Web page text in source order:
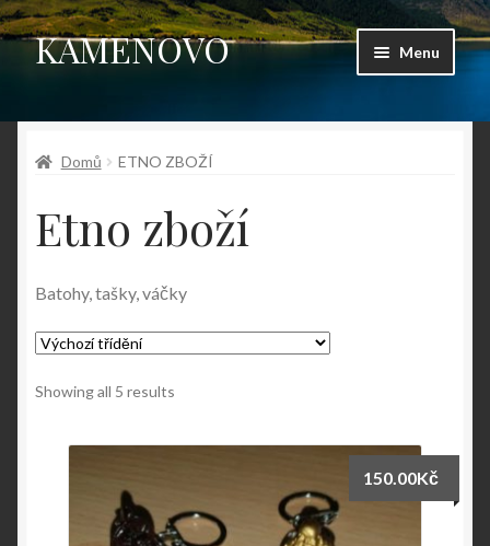
Přeskočit
na
Přejít
k
webu
KAMENOVO Menu
Shop
Můj účet
Pokladna
Kontakt
Fotogalerie
Domů ETNO ZBOŽÍ
Etno zboží
Batohy, tašky, váčky
Showing all 5 results
150.00Kč